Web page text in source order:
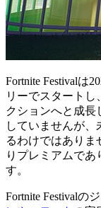
Fortnite Festivalは
リーでスタートし
クションへと成長
していませんが
るわけではありま
りプレミアムであ
す。
Fortnite Festivalの